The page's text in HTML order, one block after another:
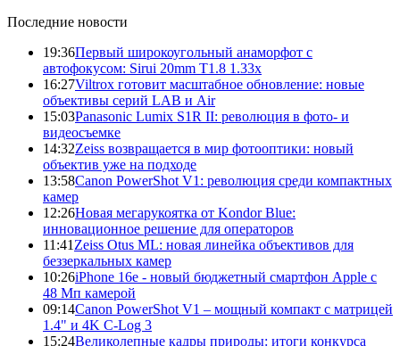
Последние новости
19:36Первый широкоугольный анаморфот с
автофокусом: Sirui 20mm T1.8 1.33x
16:27Viltrox готовит масштабное обновление: новые
объективы серий LAB и Air
15:03Panasonic Lumix S1R II: революция в фото- и
видеосъемке
14:32Zeiss возвращается в мир фотооптики: новый
объектив уже на подходе
13:58Canon PowerShot V1: революция среди компактных
камер
12:26Новая мегарукоятка от Kondor Blue:
инновационное решение для операторов
11:41 Zeiss Otus ML: новая линейка объективов для
беззеркальных камер
10:26iPhone 16e - новый бюджетный смартфон Apple с
48 Мп камерой
09:14Canon PowerShot V1 – мощный компакт с матрицей
1.4" и 4K C-Log 3
15:24Великолепные кадры природы: итоги конкурса